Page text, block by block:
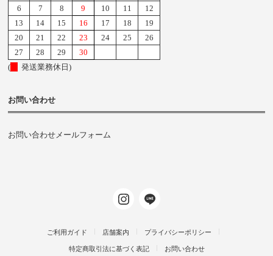
6
7 8 9 10 11
12
13
14 15 16 17 18
19
20
21 22 23 24 25
26
27
28 29
30
(
発送業務休日)
お問い合わせ
お問い合わせメールフォーム
ご利用ガイド 店舗案内 プライバシーポリシー
特定商取引法に基づく表記 お問い合わせ